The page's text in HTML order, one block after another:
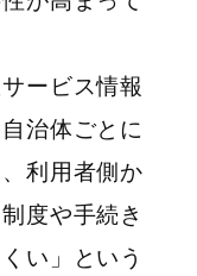
ービス情報
治体ごとに
利用者側か
度や手続き
い」という